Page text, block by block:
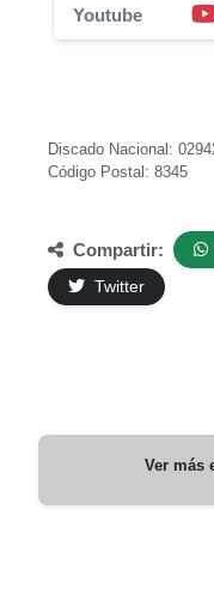
Youtube
Discado Nacional:
Código Postal: 8345
Compartir:
Twitter
Ver más